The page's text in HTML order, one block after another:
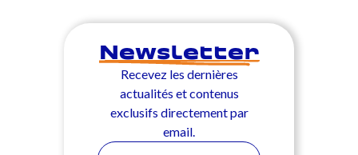
Newsletter
Recevez les dernières
actualités et contenus
exclusifs directement par
email.